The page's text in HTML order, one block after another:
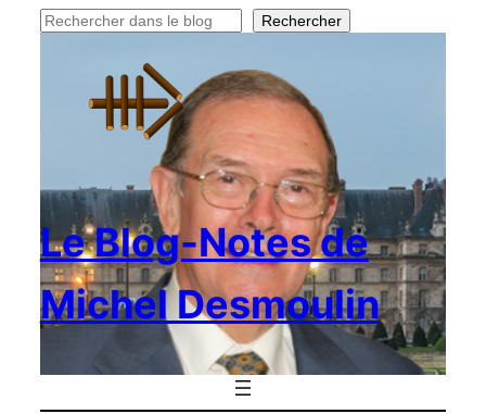
Rechercher Rechercher
Le Blog-Notes de
Michel Desmoulin